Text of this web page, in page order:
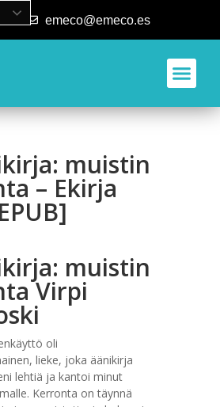
80 emeco@emeco.es
muistin
– Ekirja
muistin
Virpi
oli
lieke, joka äänikirja
lehtiä ja kantoi minut
Kerronta on täynnä